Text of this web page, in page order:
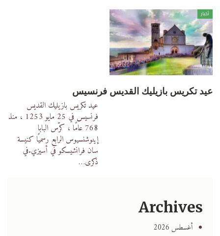
أخبار
عيد تكريس بازيليك القديس فرنسيس
عيد تكريس بازيليك القديس
فرنسيس في 25 مايو 1253 ، منذ
768 عامًا ، كرّس البابا
إينوشنسيوس الرابع رسميًا كنيسة
سان فرانشيسكو في أسيزي.في
ذكرى…
Archives
أغسطس 2026